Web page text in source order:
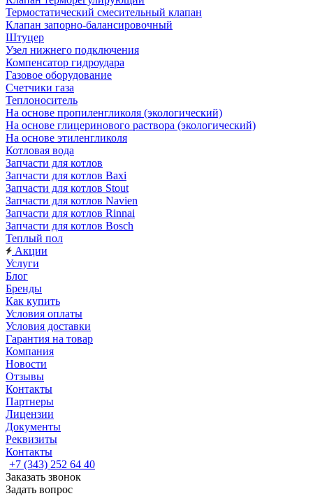
Термостатический смесительный клапан
Клапан запорно-балансировочный
Штуцер
Узел нижнего подключения
Компенсатор гидроудара
Газовое оборудование
Счетчики газа
Теплоноситель
На основе пропиленгликоля (экологический)
На основе глицеринового раствора (экологический)
На основе этиленгликоля
Котловая вода
Запчасти для котлов
Запчасти для котлов Baxi
Запчасти для котлов Stout
Запчасти для котлов Navien
Запчасти для котлов Rinnai
Запчасти для котлов Bosch
Теплый пол
Акции
Услуги
Блог
Бренды
Как купить
Условия оплаты
Условия доставки
Гарантия на товар
Компания
Новости
Отзывы
Контакты
Партнеры
Лицензии
Документы
Реквизиты
Контакты
+7 (343) 252 64 40
Заказать звонок
Задать вопрос